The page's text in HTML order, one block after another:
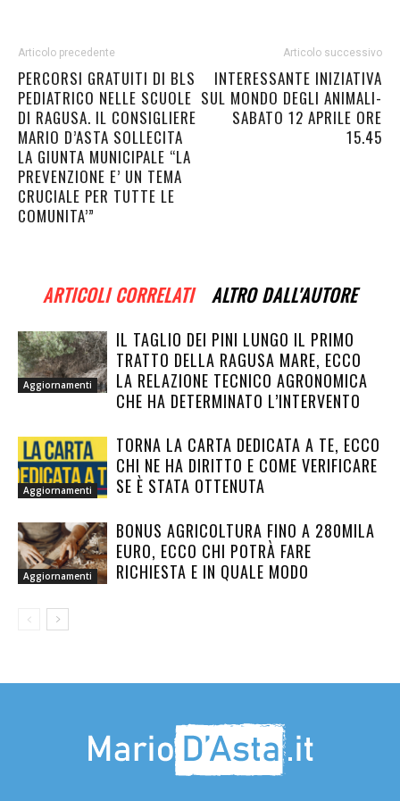
Articolo precedente
PERCORSI GRATUITI DI BLS
PEDIATRICO NELLE SCUOLE
DI RAGUSA. IL CONSIGLIERE
MARIO D’ASTA SOLLECITA
LA GIUNTA MUNICIPALE “LA
PREVENZIONE E’ UN TEMA
CRUCIALE PER TUTTE LE
COMUNITA’”
Articolo successivo
INTERESSANTE INIZIATIVA
SUL MONDO DEGLI ANIMALI-
SABATO 12 APRILE ORE
15.45
ARTICOLI CORRELATI ALTRO DALL'AUTORE
Aggiornamenti
IL TAGLIO DEI PINI LUNGO IL PRIMO
TRATTO DELLA RAGUSA MARE, ECCO
LA RELAZIONE TECNICO AGRONOMICA
CHE HA DETERMINATO L’INTERVENTO
Aggiornamenti
TORNA LA CARTA DEDICATA A TE, ECCO
CHI NE HA DIRITTO E COME VERIFICARE
SE È STATA OTTENUTA
Aggiornamenti
BONUS AGRICOLTURA FINO A 280MILA
EURO, ECCO CHI POTRÀ FARE
RICHIESTA E IN QUALE MODO